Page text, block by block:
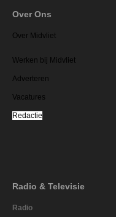
Over Ons
Over Midvliet
Werken bij Midvliet
Adverteren
Vacatures
Redactie
Radio & Televisie
Radio